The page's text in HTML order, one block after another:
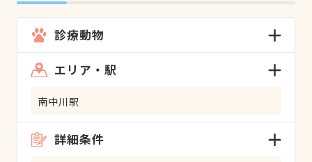
診療動物
エリア・駅
南中川駅
詳細条件